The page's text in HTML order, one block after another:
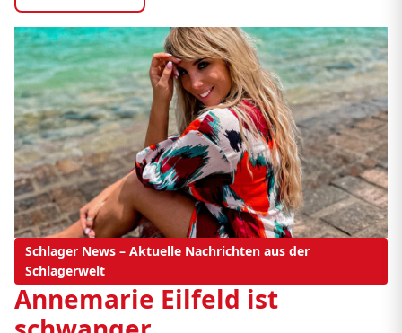
Schlager News – Aktuelle Nachrichten aus der
Schlagerwelt
Annemarie Eilfeld ist